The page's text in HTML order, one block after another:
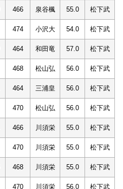
466 泉谷楓 55.0 松下武
474 小沢大 54.0 松下武
464 和田竜 57.0 松下武
468 松山弘 56.0 松下武
464 三浦皇 56.0 松下武
470 松山弘 56.0 松下武
466 川須栄 55.0 松下武
470 川須栄 55.0 松下武
468 川須栄 55.0 松下武
470 川須栄 56.0 松下武